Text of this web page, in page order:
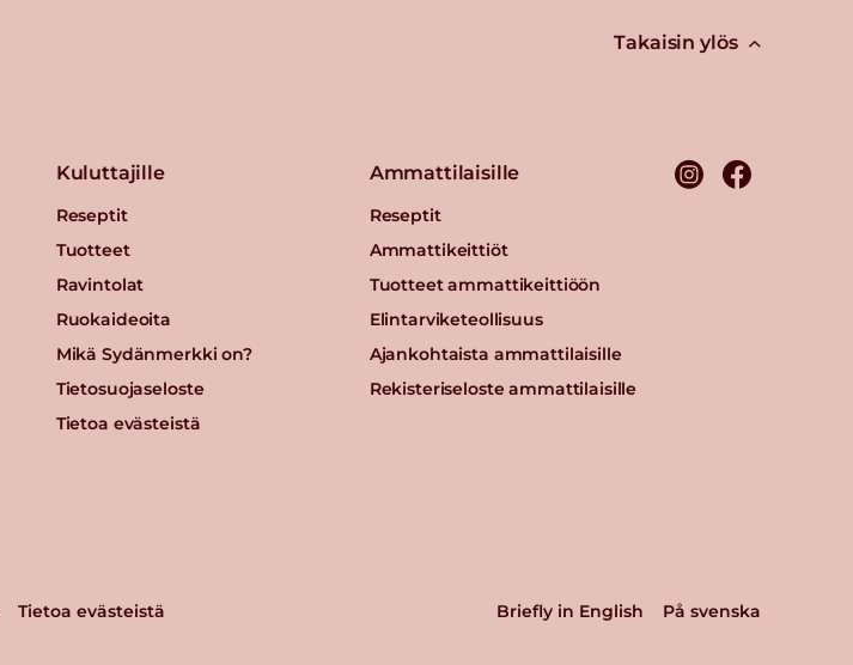
Takaisin ylös
Kuluttajille
Reseptit
Tuotteet
Ravintolat
Ruokaideoita
Mikä Sydänmerkki on?
Tietosuojaseloste
Tietoa evästeistä
Ammattilaisille
Reseptit
Ammattikeittiöt
Tuotteet ammattikeittiöön
Elintarviketeollisuus
Ajankohtaista ammattilaisille
Rekisteriseloste ammattilaisille
Tietoa evästeistä Briefly in English På svenska